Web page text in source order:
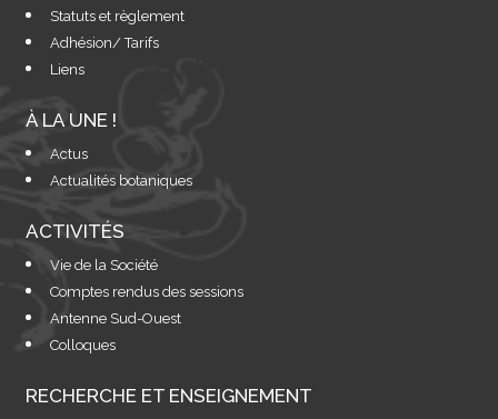
Statuts et règlement
Adhésion/ Tarifs
Liens
À LA UNE !
Actus
Actualités botaniques
ACTIVITÉS
Vie de la Société
Comptes rendus des sessions
Antenne Sud-Ouest
Colloques
RECHERCHE ET ENSEIGNEMENT